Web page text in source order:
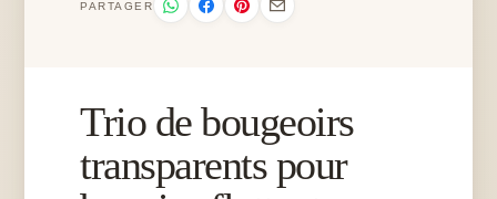
PARTAGER
Trio de bougeoirs
transparents pour